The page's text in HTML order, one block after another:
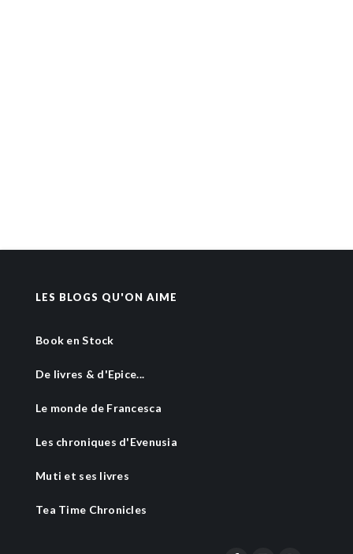
LES BLOGS QU'ON AIME
Book en Stock
De livres & d'Epice...
Le monde de Francesca
Les chroniques d'Evenusia
Muti et ses livres
Tea Time Chronicles